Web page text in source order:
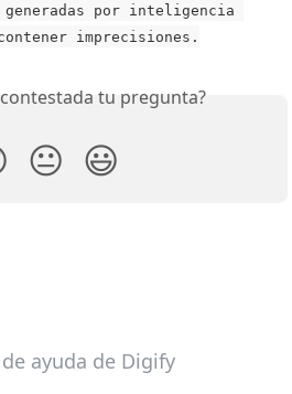
generadas por inteligencia
imprecisiones.
tu pregunta?
😐 😃